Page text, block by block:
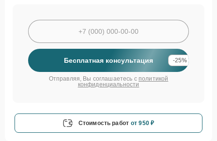
Бесплатная консультация -25%
Отправляя, Вы соглашаетесь с политикой
конфиденциальности
Стоимость работ от 950 ₽